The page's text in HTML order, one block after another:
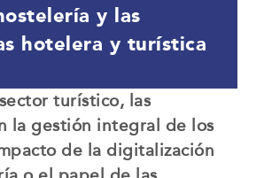
y las
hotelera y turística
turístico, las
la gestión integral de los
de la digitalización